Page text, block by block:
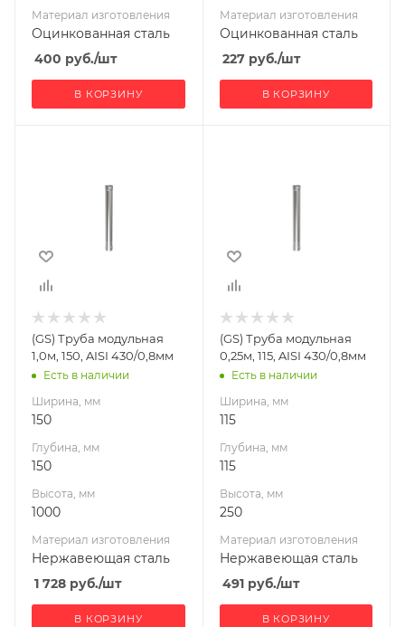
Материал изготовления
Оцинкованная сталь
400 руб./шт
В КОРЗИНУ
Материал изготовления
Оцинкованная сталь
227руб./шт
В КОРЗИНУ
1000
Материал
Нержавеющая
сталь
Производитель
(GS) Труба модульная
1,0м, 150, AISI 430/0,8мм
Есть в наличии
Ширина, мм
150
Глубина, мм
150
Высота, мм
1000
Материал изготовления
Нержавеющая сталь
1 728 руб./шт
В КОРЗИНУ
250
Материал
Нержавеющая
сталь
Производитель
(GS) Труба модульная
0,25м, 115, AISI 430/0,8мм
Есть в наличии
Ширина, мм
115
Глубина, мм
115
Высота, мм
250
Материал изготовления
Нержавеющая сталь
491руб./шт
В КОРЗИНУ